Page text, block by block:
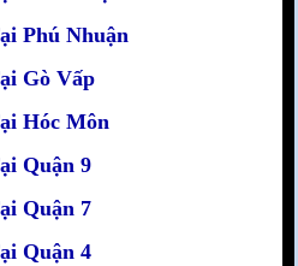
Phú Nhuận
Gò Vấp
Hóc Môn
Quận 9
Quận 7
Quận 4